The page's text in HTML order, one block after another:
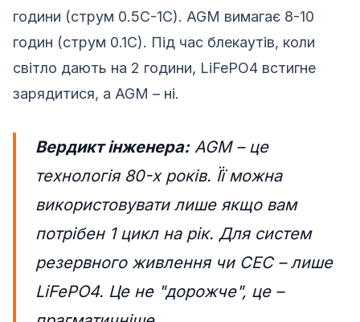
години (струм 0.5С-1С). AGM вимагає 8-10
годин (струм 0.1С). Під час блекаутів, коли
світло дають на 2 години, LiFePO4 встигне
зарядитися, а AGM – ні.
Вердикт інженера:AGM – це
технологія 80-х років. Її можна
використовувати лише якщо вам
потрібен 1 цикл на рік. Для систем
резервного живлення чи СЕС – лише
LiFePO4. Це не "дорожче", це –